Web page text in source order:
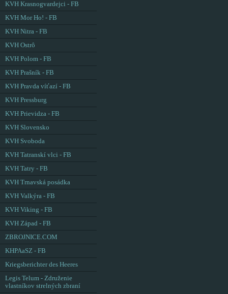
KVH Krasnogvardejci - FB
KVH Mor Ho! - FB
KVH Nitra - FB
KVH Ostrô
KVH Polom - FB
KVH Prašník - FB
KVH Pravda víťazí - FB
KVH Pressburg
KVH Prievidza - FB
KVH Slovensko
KVH Svoboda
KVH Tatranskí vlci - FB
KVH Tatry - FB
KVH Trnavská posádka
KVH Valkýra - FB
KVH Viking - FB
KVH Západ - FB
ZBROJNICE.COM
KHPAaSZ - FB
Kriegsberichter des Heeres
Legis Telum - Združenie
vlastníkov strelných zbraní